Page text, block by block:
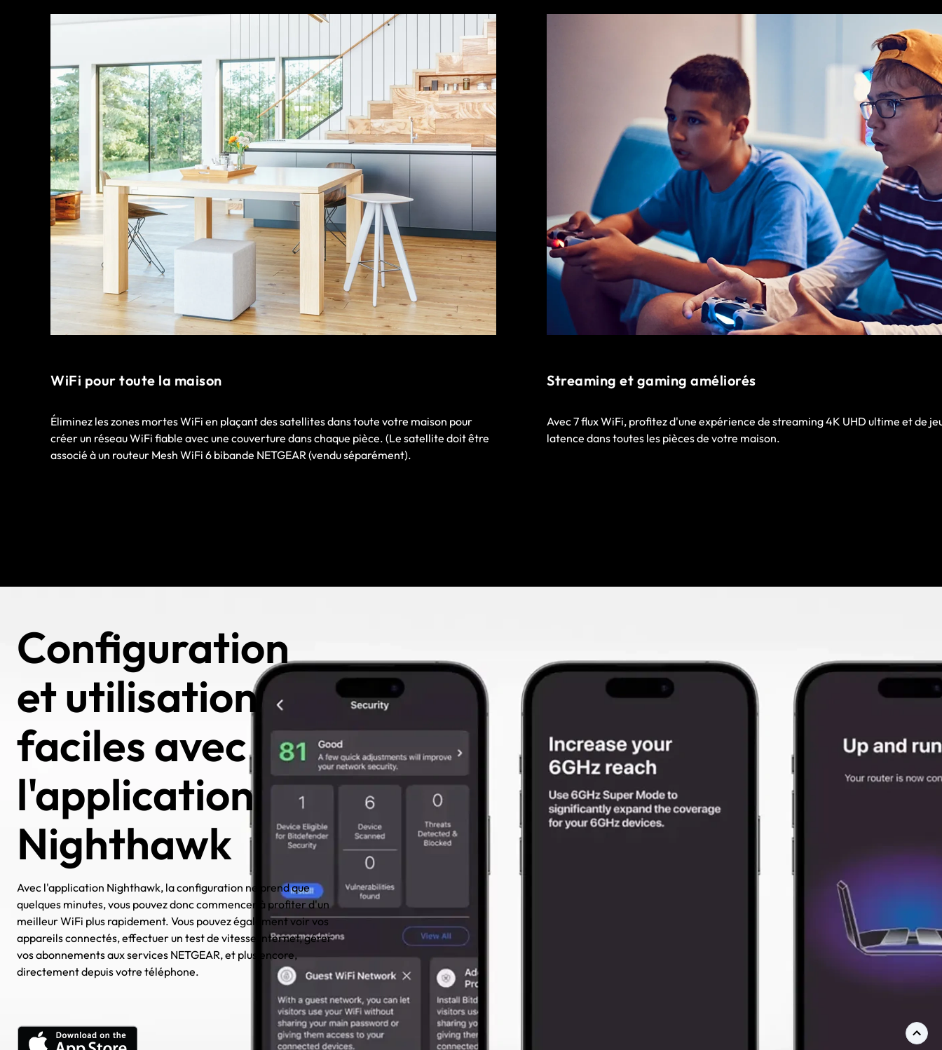
WiFi pour toute la maison
Éliminez les zones mortes WiFi en plaçant des satellites dans toute votre maison pour
créer un réseau WiFi fiable avec une couverture dans chaque pièce. (Le satellite doit être
associé à un routeur Mesh WiFi 6 bibande NETGEAR (vendu séparément).
Streaming et gaming améliorés
Avec 7 flux WiFi, profitez d'une expérience de streaming 4K UHD ultime et de
latence dans toutes les pièces de votre maison.
Configuration
et utilisation
faciles avec
l'application
Nighthawk
Avec l'application Nighthawk, la configuration ne prend que
quelques minutes, vous pouvez donc commencer à profiter d'un
meilleur WiFi plus rapidement. Vous pouvez également voir vos
appareils connectés, effectuer un test de vitesse Internet, gérer
vos abonnements aux services NETGEAR, et plus encore,
directement depuis votre téléphone.